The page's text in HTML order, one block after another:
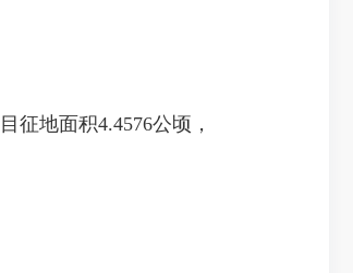
地面积4.4576公顷，